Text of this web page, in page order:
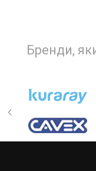
Бренди,